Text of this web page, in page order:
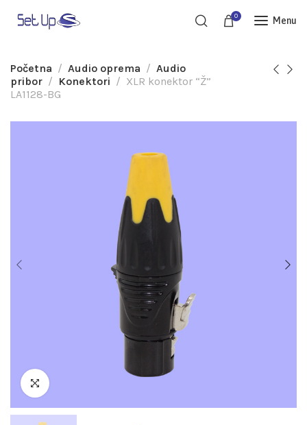
0 Menu
Početna Audio oprema
Audio
pribor
Konektori
XLR konektor “Ž”
LA1128-BG